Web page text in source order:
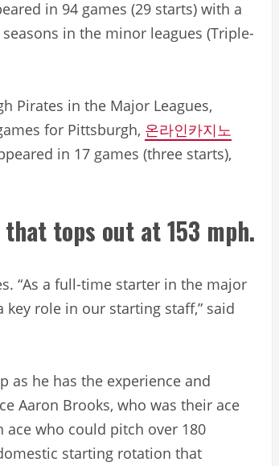
in 94 games (29 starts) with a
in the minor leagues (Triple-
Pirates in the Major Leagues,
for Pittsburgh, 온라인카지노
in 17 games (three starts),
tops out at 153 mph.
“As a full-time starter in the major
role in our starting staff,” said
as he has the experience and
Aaron Brooks, who was their ace
ace who could pitch over 180
starting rotation that